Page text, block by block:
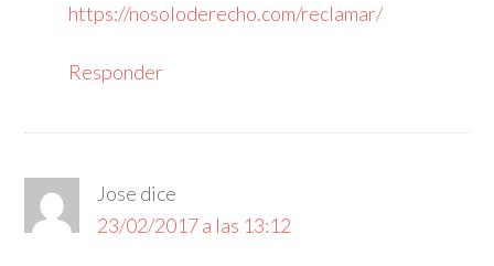
https://nosoloderecho.com/reclamar/
Responder
Jose dice
23/02/2017 a las 13:12